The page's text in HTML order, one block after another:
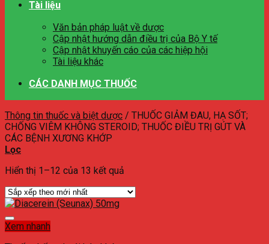
Tài liệu
Văn bản pháp luật về dược
Cập nhật hướng dẫn điều trị của Bộ Y tế
Cập nhật khuyến cáo của các hiệp hội
Tài liệu khác
CÁC DANH MỤC THUỐC
Thông tin thuốc và biệt dược / THUỐC GIẢM ĐAU, HẠ SỐT;
CHỐNG VIÊM KHÔNG STEROID; THUỐC ĐIỀU TRỊ GÚT VÀ
CÁC BỆNH XƯƠNG KHỚP
Lọc
Hiển thị 1–12 của 13 kết quả
Xem nhanh